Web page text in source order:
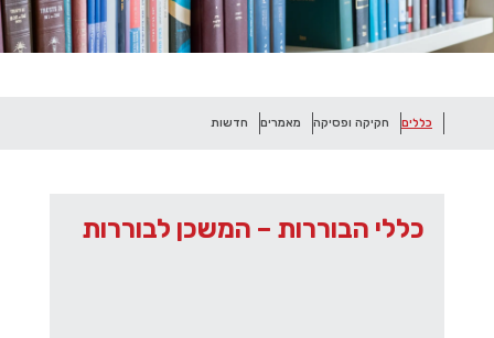
כללים חקיקה ופסיקה מאמרים חדשות
כללי הבוררות – המשכן לבוררות